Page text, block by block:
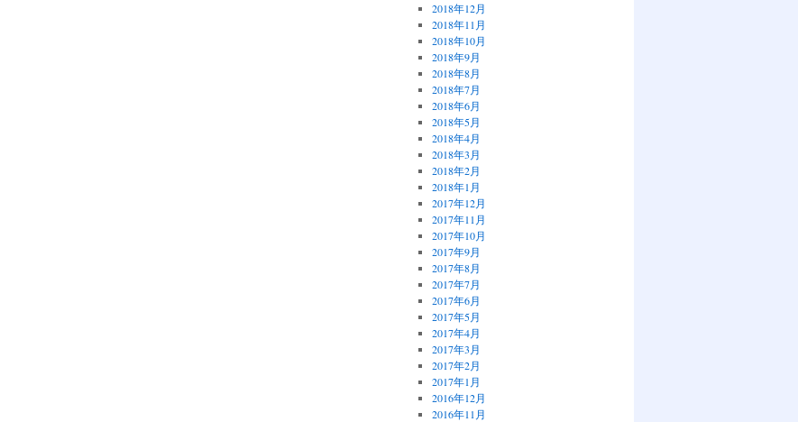
2018年12月
2018年11月
2018年10月
2018年9月
2018年8月
2018年7月
2018年6月
2018年5月
2018年4月
2018年3月
2018年2月
2018年1月
2017年12月
2017年11月
2017年10月
2017年9月
2017年8月
2017年7月
2017年6月
2017年5月
2017年4月
2017年3月
2017年2月
2017年1月
2016年12月
2016年11月